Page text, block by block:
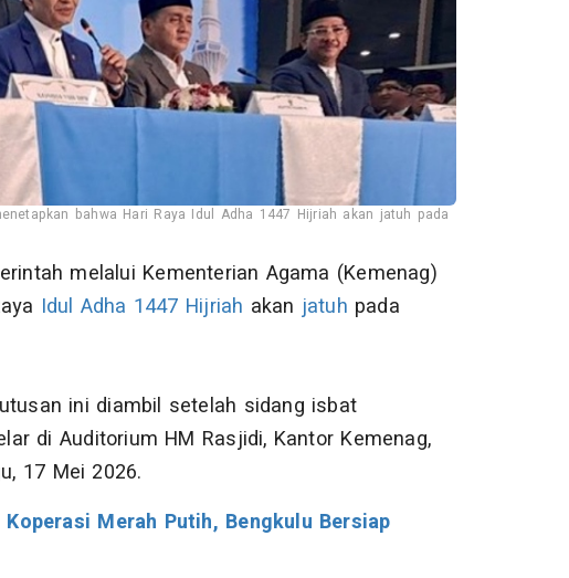
bahwa Hari Raya Idul Adha 1447 Hijriah akan jatuh pada
melalui Kementerian Agama (Kemenag)
Idul Adha 1447 Hijriah akan jatuh pada
ini diambil setelah sidang isbat
di Auditorium HM Rasjidi, Kantor Kemenag,
17 Mei 2026.
Merah Putih, Bengkulu Bersiap